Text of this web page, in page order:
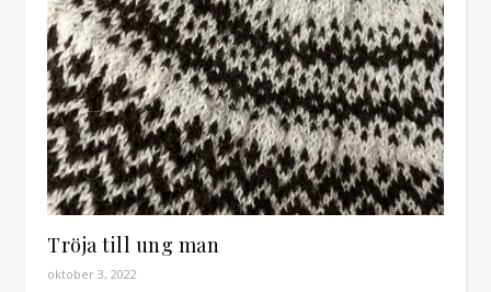
Tröja till ung man
oktober 3, 2022